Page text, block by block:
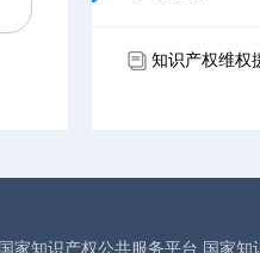
知识产权维权
国家知识产权公共服务平台 国家知